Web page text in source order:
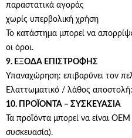
παραστατικά αγοράς
χωρίς υπερβολική χρήση
Το κατάστημα μπορεί να
οι όροι.
9. ΕΞΟΔΑ ΕΠΙΣΤΡΟΦΗΣ
Υπαναχώρηση: επιβαρύνει τον
Ελαττωματικό / λάθος
10. ΠΡΟΪΟΝΤΑ – ΣΥΣΚΕΥΑΣΙΑ
Τα προϊόντα μπορεί να είναι
συσκευασία).